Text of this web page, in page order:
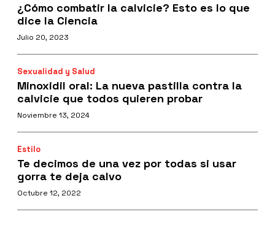
¿Cómo combatir la calvicie? Esto es lo que
dice la Ciencia
Julio 20, 2023
Sexualidad y Salud
Minoxidil oral: La nueva pastilla contra la
calvicie que todos quieren probar
Noviembre 13, 2024
Estilo
Te decimos de una vez por todas si usar
gorra te deja calvo
Octubre 12, 2022